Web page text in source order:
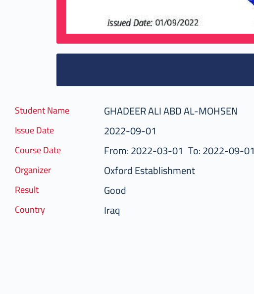
Student Name GHADEER ALI ABD AL-MOHSEN
Issue Date
2022-09-01
Course Date From: 2022-03-01 To: 2022-09-01
Organizer Oxford Establishment
Result Good
Country Iraq